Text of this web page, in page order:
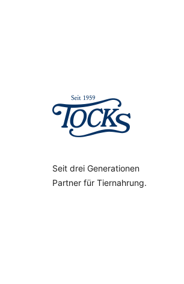
Seit drei Generationen
Partner für Tiernahrung.